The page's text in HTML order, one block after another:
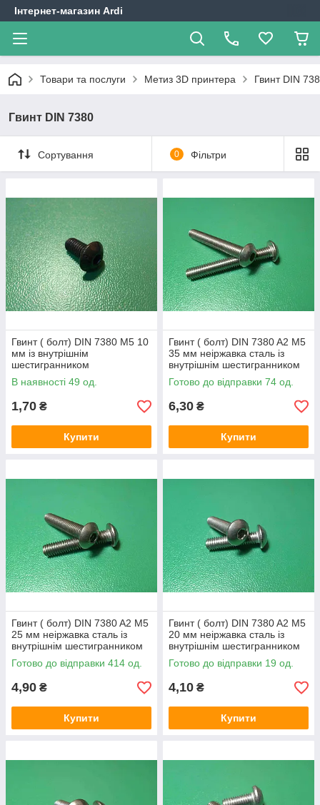
Інтернет-магазин Ardi
Товари та послуги Метиз 3D принтера Гвинт DIN
Гвинт DIN 7380
Сортування 0 Фільтри
Гвинт ( болт) DIN 7380 M5 10
мм із внутрішнім
шестигранником
В наявності 49 од.
1,70 ₴
Купити
Гвинт ( болт) DIN 7380 A2 M5
35 мм неіржавка сталь із
внутрішнім шестигранником
Готово до відправки 74 од.
6,30 ₴
Купити
Гвинт ( болт) DIN 7380 A2 M5
25 мм неіржавка сталь із
внутрішнім шестигранником
Готово до відправки 414 од.
4,90 ₴
Купити
Гвинт ( болт) DIN 7380 A2 M5
20 мм неіржавка сталь із
внутрішнім шестигранником
Готово до відправки 19 од.
4,10 ₴
Купити